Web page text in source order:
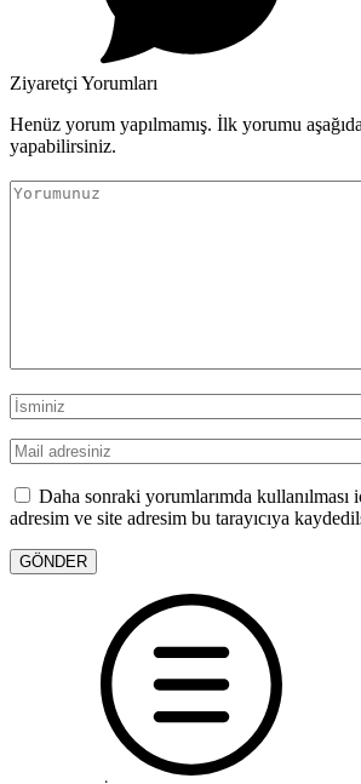
Ziyaretçi Yorumları
Henüz yorum yapılmamış. İlk yorumu
yapabilirsiniz.
Daha sonraki yorumlarımda kullanılması
adresim ve site adresim bu tarayıcıya